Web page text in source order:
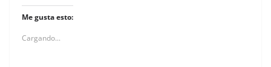
Me gusta esto:
Cargando...